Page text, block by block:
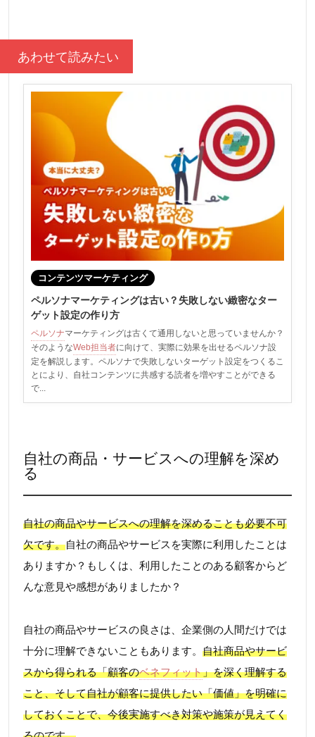
あわせて読みたい
コンテンツマーケティング
ペルソナマーケティングは古い？失敗しない緻密なター
ゲット設定の作り方
ペルソナマーケティングは古くて通用しないと思っていませんか？
そのようなWeb担当者に向けて、実際に効果を出せるペルソナ設
定を解説します。ペルソナで失敗しないターゲット設定をつくるこ
とにより、自社コンテンツに共感する読者を増やすことができる
で...
自社の商品・サービスへの理解を深め
る
自社の商品やサービスへの理解を深めることも必要不可
欠です。自社の商品やサービスを実際に利用したことは
ありますか？もしくは、利用したことのある顧客からど
んな意見や感想がありましたか？
自社の商品やサービスの良さは、企業側の人間だけでは
十分に理解できないこともあります。 自社商品やサービ
スから得られる「顧客のベネフィット」を深く理解する
こと、そして自社が顧客に提供したい「価値」を明確に
しておくことで、今後実施すべき対策や施策が見えてく